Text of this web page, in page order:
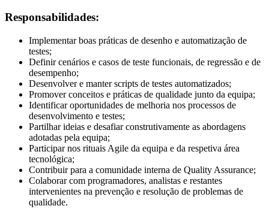
Responsabilidades:
Implementar boas práticas de desenho e automatização de
testes;
Definir cenários e casos de teste funcionais, de regressão e de
desempenho;
Desenvolver e manter scripts de testes automatizados;
Promover conceitos e práticas de qualidade junto da equipa;
Identificar oportunidades de melhoria nos processos de
desenvolvimento e testes;
Partilhar ideias e desafiar construtivamente as abordagens
adotadas pela equipa;
Participar nos rituais Agile da equipa e da respetiva área
tecnológica;
Contribuir para a comunidade interna de Quality Assurance;
Colaborar com programadores, analistas e restantes
intervenientes na prevenção e resolução de problemas de
qualidade.